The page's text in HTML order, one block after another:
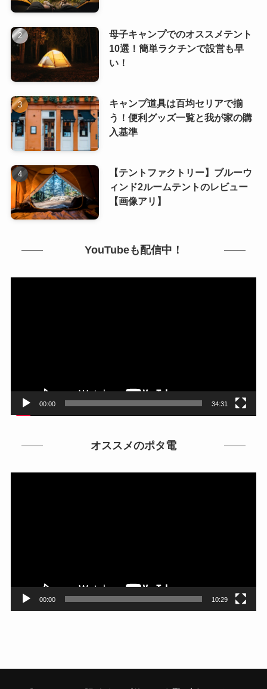
母子キャンプでのオススメテント
10選！簡単ラクチンで設営も早
い！
キャンプ道具は百均セリアで揃
う！便利グッズ一覧と我が家の購
入基準
【テントファクトリー】ブルーウ
ィンド2ルームテントのレビュー
【画像アリ】
YouTubeも配信中！
00:00 34:31
オススメのポタ電
00:00 10:29